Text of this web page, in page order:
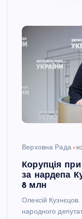
Верховна Рада
Корупція
за нардепа
8 млн
Олексій
народного